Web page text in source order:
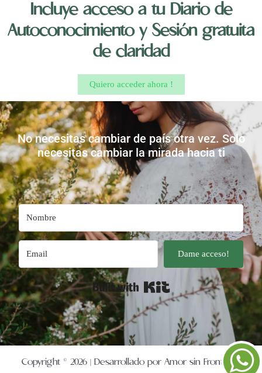
Incluye acceso a tu Diario de
Autoconocimiento y Sesión gratuita
de claridad
Quiero acceder ahora !
No necesitas cambiar de país otra vez. Solo
necesitas cambiar la mirada hacia ti
Dame acceso!
Built with Kit
Copyright © 2026 | Desarrollado por Amor sin Fronteras